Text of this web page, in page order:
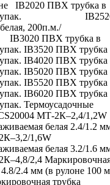
IB2020 ПВХ трубка в
упак.
200п.м./
трубка в
IB3520 ПВХ трубка
IB4020 ПВХ трубка
IB5020 ПВХ трубка
IB5520 ПВХ трубка
IB6020 ПВХ трубка
Термоусадочные
МТ-2К–2,4/1,2W
белая 2.4/1.2
1,6W
белая 3.2/1.6
2,4
4.8/2.4 мм (в рулоне 100
трубка